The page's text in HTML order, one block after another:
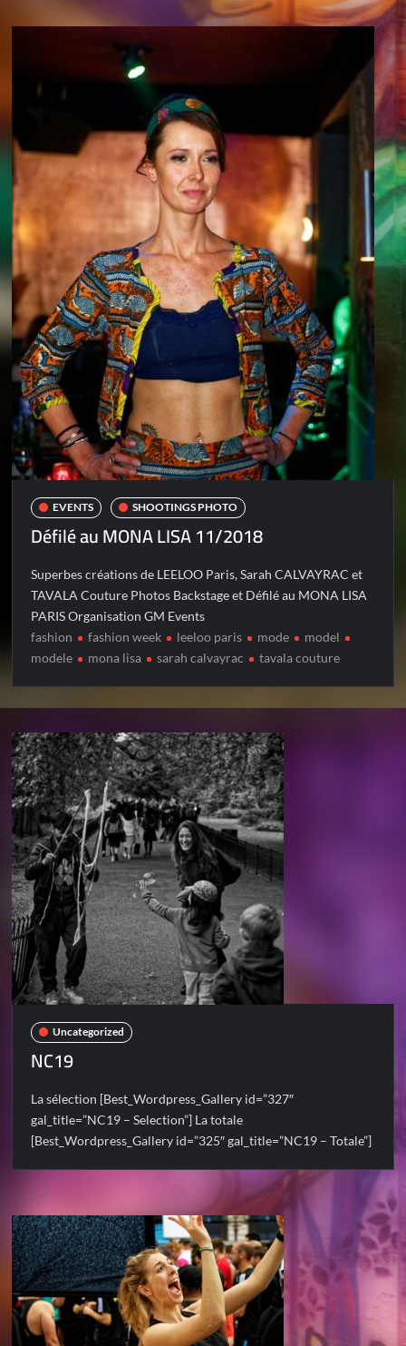
EVENTS SHOOTINGS PHOTO
Défilé au MONA LISA 11/2018
Superbes créations de LEELOO Paris, Sarah CALVAYRAC et
TAVALA Couture Photos Backstage et Défilé au MONA LISA
PARIS Organisation GM Events
fashion
fashion week leeloo paris mode
model
modele
mona lisa sarah calvayrac tavala couture
Uncategorized
NC19
La sélection [Best_Wordpress_Gallery id=”327″
gal_title=”NC19 – Selection”] La totale
[Best_Wordpress_Gallery id=”325″ gal_title=”NC19 – Totale”]